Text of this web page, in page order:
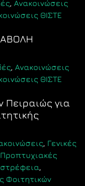
, Ανακοινώσεις
ΘΙΣΤΕ
, Ανακοινώσεις
ΘΙΣΤΕ
Πειραιώς για
, Γενικές
Προπτυχιακές
,
Φοιτητικών